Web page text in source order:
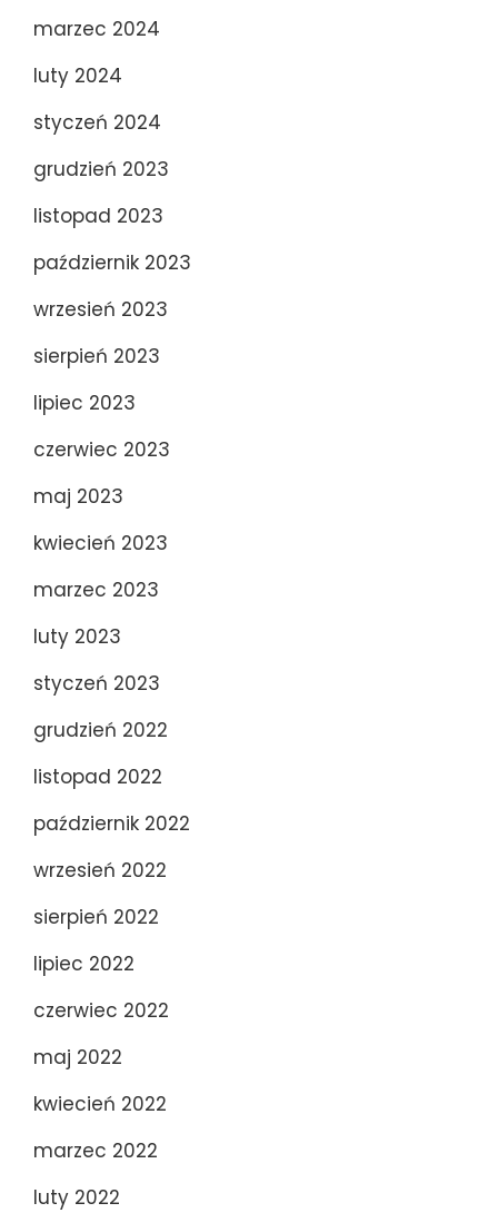
marzec 2024
luty 2024
styczeń 2024
grudzień 2023
listopad 2023
październik 2023
wrzesień 2023
sierpień 2023
lipiec 2023
czerwiec 2023
maj 2023
kwiecień 2023
marzec 2023
luty 2023
styczeń 2023
grudzień 2022
listopad 2022
październik 2022
wrzesień 2022
sierpień 2022
lipiec 2022
czerwiec 2022
maj 2022
kwiecień 2022
marzec 2022
luty 2022